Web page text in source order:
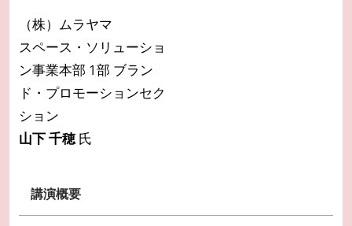
（株）ムラヤマ
スペース・ソリューショ
ン事業本部 1部 ブラン
ド・プロモーションセク
ション
山下 千穂氏
講演概要